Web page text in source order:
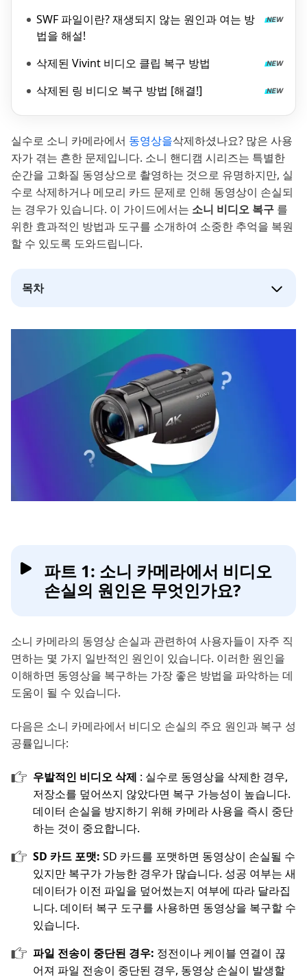
SWF 파일이란? 재생되지 않는 원인과 여는 방
법을 해설!
삭제된 Vivint 비디오 클립 복구 방법
삭제된 링 비디오 복구 방법 [해결!]
실수로 소니 카메라에서 동영상을삭제하셨나요? 많은 사용
자가 겪는 흔한 문제입니다. 소니 핸디캠 시리즈는 특별한
순간을 고화질 동영상으로 촬영하는 것으로 유명하지만, 실
수로 삭제하거나 메모리 카드 문제로 인해 동영상이 손실되
는 경우가 있습니다. 이 가이드에서는 소니 비디오 복구 를
위한 효과적인 방법과 도구를 소개하여 소중한 추억을 복원
할 수 있도록 도와드립니다.
목차
파트 1: 소니 카메라에서 비디오
손실의 원인은 무엇인가요?
소니 카메라의 동영상 손실과 관련하여 사용자들이 자주 직
면하는 몇 가지 일반적인 원인이 있습니다. 이러한 원인을
이해하면 동영상을 복구하는 가장 좋은 방법을 파악하는 데
도움이 될 수 있습니다.
다음은 소니 카메라에서 비디오 손실의 주요 원인과 복구 성
공률입니다:
우발적인 비디오 삭제 : 실수로 동영상을 삭제한 경우,
저장소를 덮어쓰지 않았다면 복구 가능성이 높습니다.
데이터 손실을 방지하기 위해 카메라 사용을 즉시 중단
하는 것이 중요합니다.
SD 카드 포맷: SD 카드를 포맷하면 동영상이 손실될 수
있지만 복구가 가능한 경우가 많습니다. 성공 여부는 새
데이터가 이전 파일을 덮어썼는지 여부에 따라 달라집
니다. 데이터 복구 도구를 사용하면 동영상을 복구할 수
있습니다.
파일 전송이 중단된 경우: 정전이나 케이블 연결이 끊
어져 파일 전송이 중단된 경우, 동영상 손실이 발생할